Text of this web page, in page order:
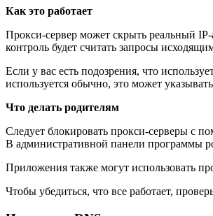
Как это работает
Прокси-сервер может скрыть реальный IP-
контроль будет считать запросы
Если у вас есть подозрения, что
используется обычно, это может
Что делать родителям
Следует блокировать прокси-серверы с
В административной панели программы
Приложения также могут использовать
Чтобы убедиться, что все работает,